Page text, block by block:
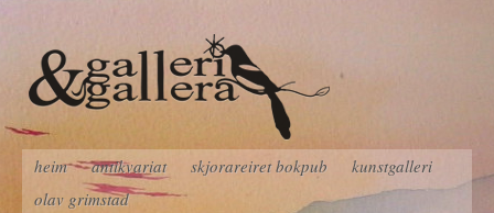
heim antikvariat skjorareiret bokpub
kunstgalleri
olav grimstad